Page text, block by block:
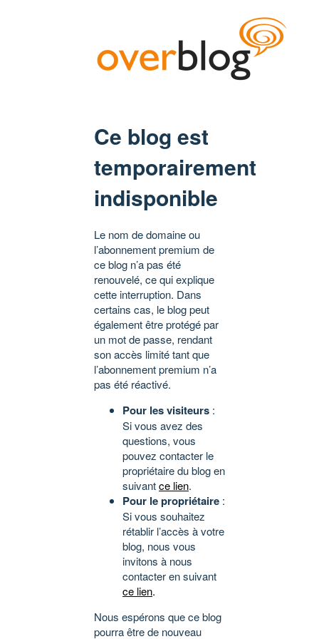
Ce blog est
temporairement
indisponible
Le nom de domaine ou
l’abonnement premium de
ce blog n’a pas été
renouvelé, ce qui explique
cette interruption. Dans
certains cas, le blog peut
également être protégé par
un mot de passe, rendant
son accès limité tant que
l’abonnement premium n’a
pas été réactivé.
Pour les visiteurs :
Si vous avez des
questions, vous
pouvez contacter le
propriétaire du blog en
suivantce lien.
Pour le propriétaire :
Si vous souhaitez
rétablir l’accès à votre
blog, nous vous
invitons à nous
contacter en suivant
ce lien.
Nous espérons que ce blog
pourra être de nouveau